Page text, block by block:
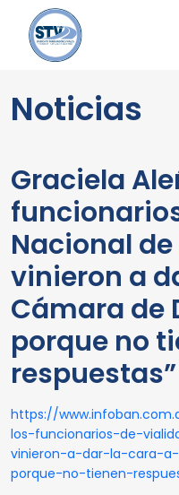
Noticias
Graciela
Nacional
vinieron a
Cámara de
porque no
respuestas”
https://
los-funcionarios-de-
vinieron-a-dar-la-cara-
porque-no-tienen-